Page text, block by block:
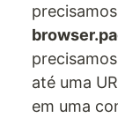
até uma
em uma